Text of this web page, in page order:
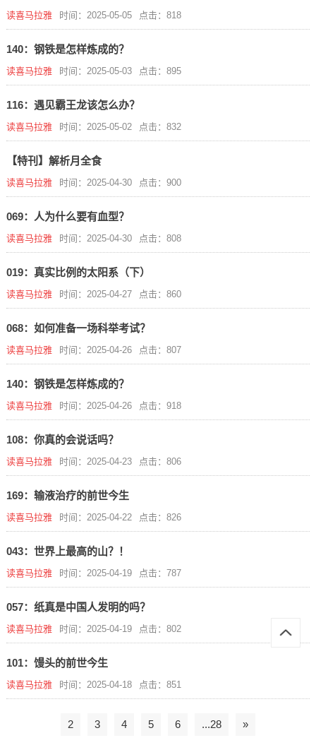
读喜马拉雅 时间：2025-05-05 点击：818
140：钢铁是怎样炼成的？
读喜马拉雅 时间：2025-05-03 点击：895
116：遇见霸王龙该怎么办？
读喜马拉雅 时间：2025-05-02 点击：832
【特刊】解析月全食
读喜马拉雅 时间：2025-04-30 点击：900
069：人为什么要有血型？
读喜马拉雅 时间：2025-04-30 点击：808
019：真实比例的太阳系（下）
读喜马拉雅 时间：2025-04-27 点击：860
068：如何准备一场科举考试？
读喜马拉雅 时间：2025-04-26 点击：807
140：钢铁是怎样炼成的？
读喜马拉雅 时间：2025-04-26 点击：918
108：你真的会说话吗？
读喜马拉雅 时间：2025-04-23 点击：806
169：输液治疗的前世今生
读喜马拉雅 时间：2025-04-22 点击：826
043：世界上最高的山？！
读喜马拉雅 时间：2025-04-19 点击：787
057：纸真是中国人发明的吗？
读喜马拉雅 时间：2025-04-19 点击：802
101：馒头的前世今生
读喜马拉雅 时间：2025-04-18 点击：851
2 3 4 5 6 ...28 »